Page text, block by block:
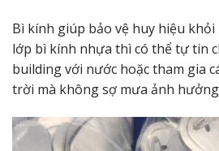
Bì kính giúp bảo vệ huy hiệu khỏi
lớp bì kính nhựa thì có thể tự tin
building với nước hoặc tham gia
trời mà không sợ mưa ảnh